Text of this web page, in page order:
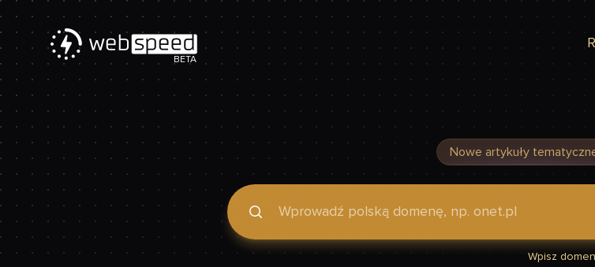
BETA
Nowe artykuły
Podaj domenę, by sprawdzić, czy Twoja strona jest szybka
Wpisz